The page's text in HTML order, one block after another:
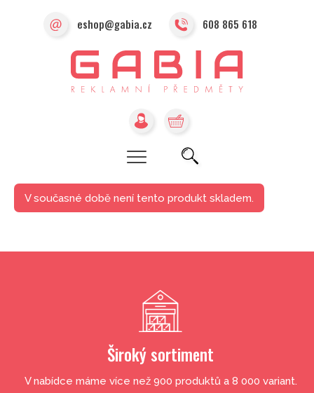
eshop@gabia.cz 608 865 618
V současné době není tento produkt skladem.
Široký sortiment
V nabídce máme více než 900 produktů a 8 000 variant.